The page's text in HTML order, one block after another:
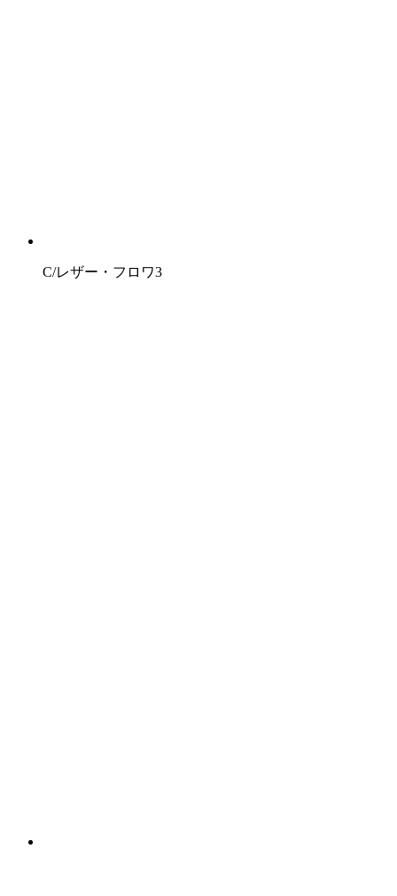
C/レザー・フロワ3